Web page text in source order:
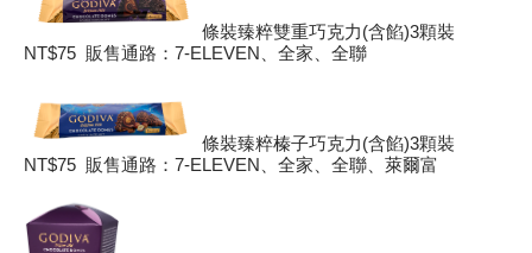
條裝臻粹雙重巧克力(含餡)3顆裝
NT$75 販售通路：7-ELEVEN、全家、全聯
條裝臻粹榛子巧克力(含餡)3顆裝
NT$75 販售通路：7-ELEVEN、全家、全聯、萊爾富